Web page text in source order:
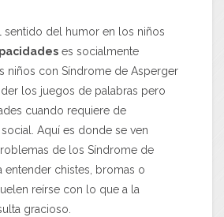
sentido del humor en los niños
es socialmente
niños con Síndrome de Asperger
los juegos de palabras pero
cuando requiere de
Aquí es donde se ven
de los Síndrome de
entender chistes, bromas o
reírse con lo que a la
gracioso.